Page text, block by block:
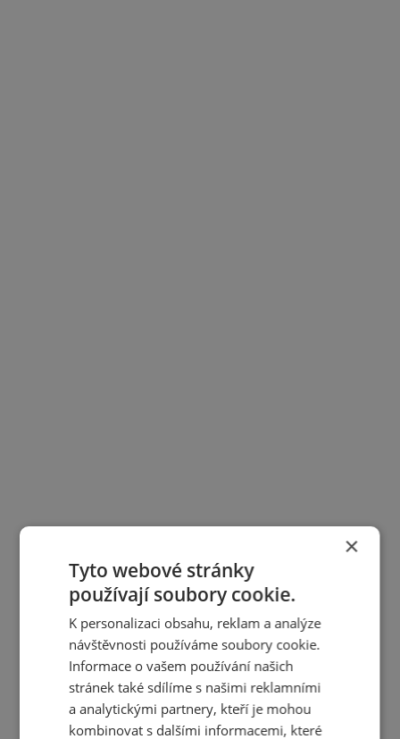
×
Tyto webové stránky
používají soubory cookie.
K personalizaci obsahu, reklam a analýze
návštěvnosti používáme soubory cookie.
Informace o vašem používání našich
stránek také sdílíme s našimi reklamními
a analytickými partnery, kteří je mohou
kombinovat s dalšími informacemi, které